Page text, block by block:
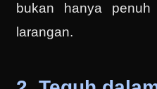
bukan hanya
larangan.